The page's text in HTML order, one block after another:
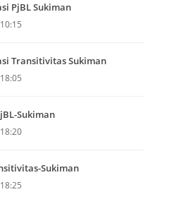
PjBL Sukiman
Transitivitas Sukiman
Sukiman
Sukiman